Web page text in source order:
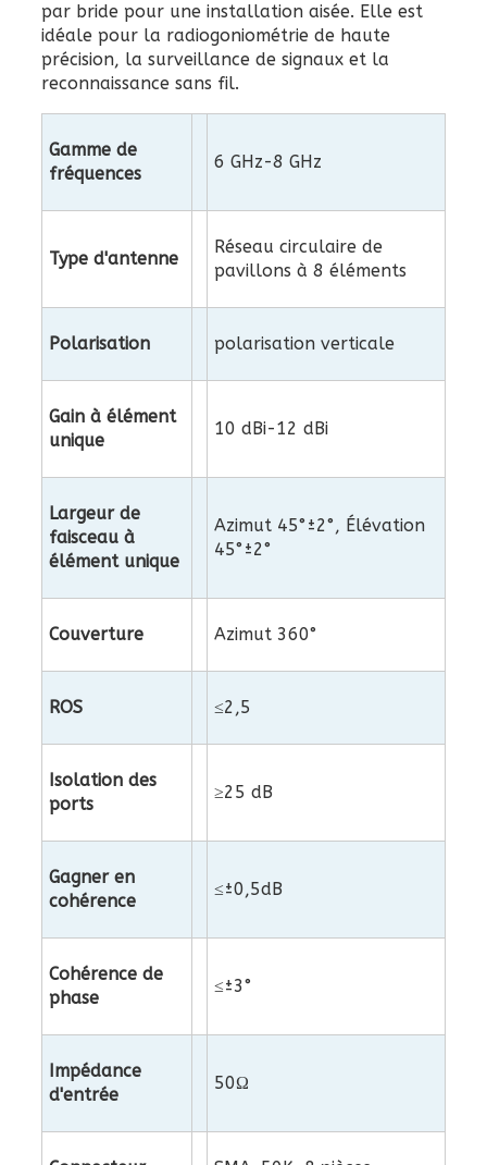
par bride pour une installation aisée. Elle est
idéale pour la radiogoniométrie de haute
précision, la surveillance de signaux et la
reconnaissance sans fil.
Gamme de
fréquences
6 GHz-8 GHz
Type d'antenne
Réseau circulaire de
pavillons à 8 éléments
Polarisation polarisation verticale
Gain à élément
unique
10 dBi-12 dBi
Largeur de
faisceau à
élément unique
Azimut 45°±2°, Élévation
45°±2°
Couverture Azimut 360°
ROS ≤2,5
Isolation des
ports
≥25 dB
Gagner en
cohérence
≤±0,5dB
Cohérence de
phase
≤±3°
Impédance
d'entrée
50Ω